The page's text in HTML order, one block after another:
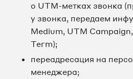
о UTM-метках звонка
у звонка, передаем
Medium, UTM
Term);
переадресация на
менеджера;